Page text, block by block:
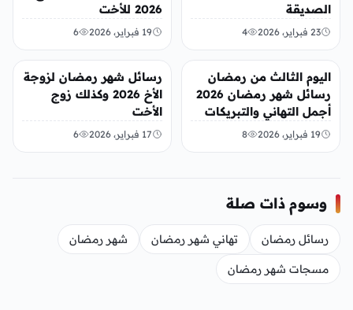
الصديقة
23 فبراير، 2026 4
2026 للأخت
19 فبراير، 2026 6
منوعات
اليوم الثالث من رمضان
رسائل شهر رمضان 2026
أجمل التهاني والتبريكات
لشهر الخير
19 فبراير، 2026 8
تريندات
رسائل شهر رمضان لزوجة
الأخ 2026 وكذلك زوج
الأخت
17 فبراير، 2026 6
وسوم ذات صلة
رسائل رمضان تهاني شهر رمضان شهر رمضان
مسجات شهر رمضان